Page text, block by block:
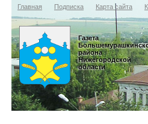
Главная Подписка Карта сайта
Газета
района
Нижегородской
области